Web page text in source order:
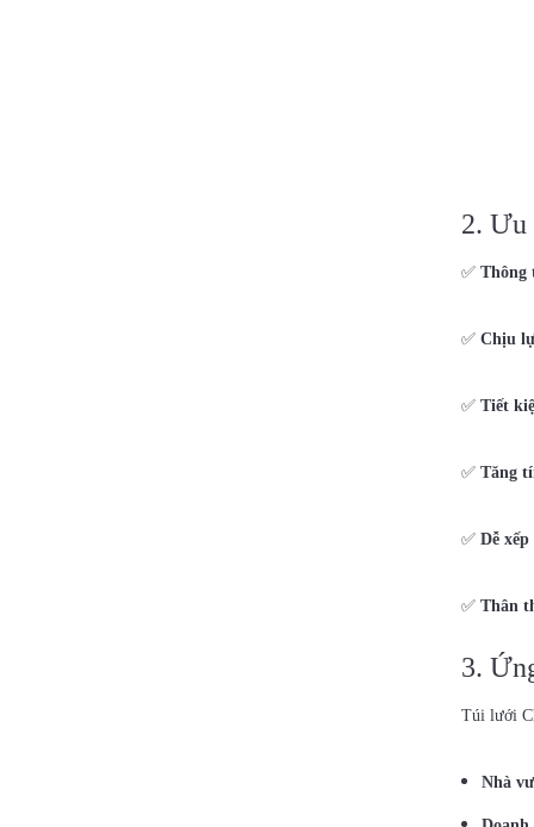
2.
✅ Thông
✅ Chịu
✅ Tiết
✅ Tăng
✅ Dễ
✅ Thân
3.
Túi lưới
Nhà